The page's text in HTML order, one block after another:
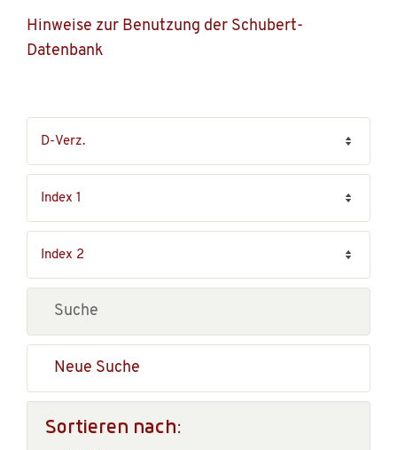
Hinweise zur Benutzung der Schubert-
Datenbank
Neue Suche
Sortieren nach: